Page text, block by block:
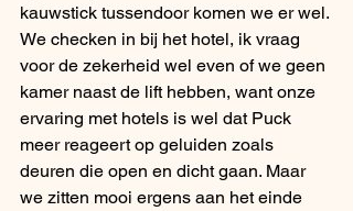
kauwstick tussendoor komen we er wel.
We checken in bij het hotel, ik vraag
voor de zekerheid wel even of we geen
kamer naast de lift hebben, want onze
ervaring met hotels is wel dat Puck
meer reageert op geluiden zoals
deuren die open en dicht gaan. Maar
we zitten mooi ergens aan het einde